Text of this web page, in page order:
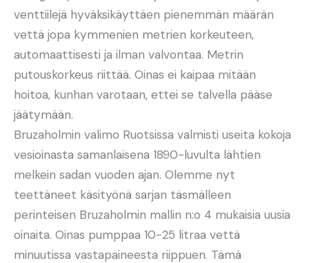
venttiilejä hyväksikäyttäen pienemmän määrän
vettä jopa kymmenien metrien korkeuteen,
automaattisesti ja ilman valvontaa. Metrin
putouskorkeus riittää. Oinas ei kaipaa mitään
hoitoa, kunhan varotaan, ettei se talvella pääse
jäätymään.
Bruzaholmin valimo Ruotsissa valmisti useita kokoja
vesioinasta samanlaisena 1890-luvulta lähtien
melkein sadan vuoden ajan. Olemme nyt
teettäneet käsityönä sarjan täsmälleen
perinteisen Bruzaholmin mallin n:o 4 mukaisia uusia
oinaita. Oinas pumppaa 10-25 litraa vettä
minuutissa vastapaineesta riippuen. Tämä